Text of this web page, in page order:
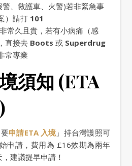
警、救護車、火警)若非緊急事
）請打 101
常久且貴，若有小病痛（感
直接去 Boots 或 Superdrug
常專業
須知 (ETA
申請ETA 入境」持台灣護照可
申請，費用為 £16效期為兩年
建議提早申請！